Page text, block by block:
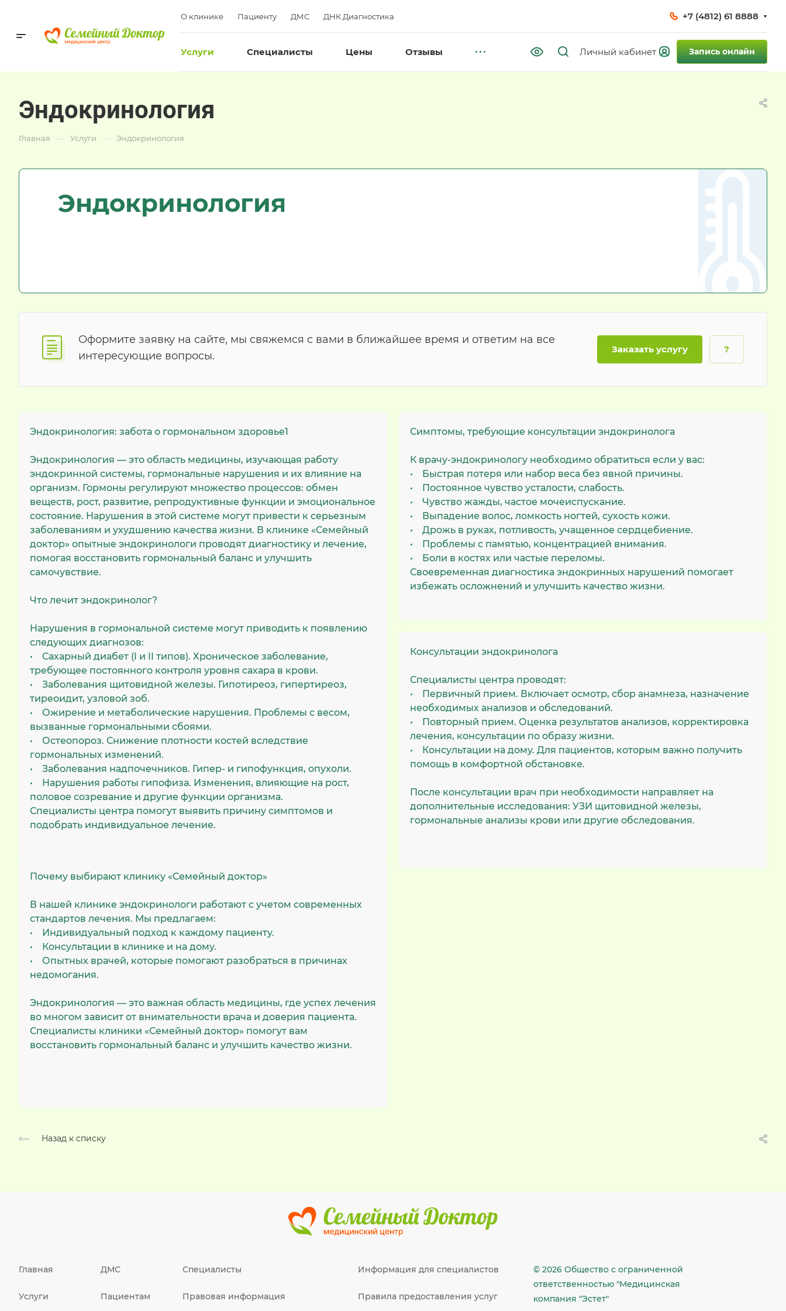
О клинике Пациенту ДМС ДНК Диагностика +7 (4812) 61 8888
Услуги Специалисты Цены Отзывы Запись онлайн
Эндокринология
Главная — Услуги — Эндокринология
Эндокринология
Оформите заявку на сайте, мы свяжемся с вами в ближайшее время и ответим на все
интересующие вопросы.
Заказать услугу ?
Эндокринология: забота о гормональном здоровье1
Эндокринология — это область медицины, изучающая работу
эндокринной системы, гормональные нарушения и их влияние на
организм. Гормоны регулируют множество процессов: обмен
веществ, рост, развитие, репродуктивные функции и эмоциональное
состояние. Нарушения в этой системе могут привести к серьезным
заболеваниям и ухудшению качества жизни. В клинике «Семейный
доктор» опытные эндокринологи проводят диагностику и лечение,
помогая восстановить гормональный баланс и улучшить
самочувствие.
Что лечит эндокринолог?
Нарушения в гормональной системе могут приводить к появлению
следующих диагнозов:
• Сахарный диабет (I и II типов). Хроническое заболевание,
требующее постоянного контроля уровня сахара в крови.
• Заболевания щитовидной железы. Гипотиреоз, гипертиреоз,
тиреоидит, узловой зоб.
• Ожирение и метаболические нарушения. Проблемы с весом,
вызванные гормональными сбоями.
• Остеопороз. Снижение плотности костей вследствие
гормональных изменений.
• Заболевания надпочечников. Гипер- и гипофункция, опухоли.
• Нарушения работы гипофиза. Изменения, влияющие на рост,
половое созревание и другие функции организма.
Специалисты центра помогут выявить причину симптомов и
подобрать индивидуальное лечение.
Симптомы, требующие консультации эндокринолога
К врачу-эндокринологу необходимо обратиться если у вас:
• Быстрая потеря или набор веса без явной причины.
• Постоянное чувство усталости, слабость.
• Чувство жажды, частое мочеиспускание.
• Выпадение волос, ломкость ногтей, сухость кожи.
• Дрожь в руках, потливость, учащенное сердцебиение.
• Проблемы с памятью, концентрацией внимания.
• Боли в костях или частые переломы.
Своевременная диагностика эндокринных нарушений помогает
избежать осложнений и улучшить качество жизни.
Консультации эндокринолога
Специалисты центра проводят:
• Первичный прием. Включает осмотр, сбор анамнеза, назначение
необходимых анализов и обследований.
• Повторный прием. Оценка результатов анализов, корректировка
лечения, консультации по образу жизни.
• Консультации на дому. Для пациентов, которым важно получить
помощь в комфортной обстановке.
После консультации врач при необходимости направляет на
дополнительные исследования: УЗИ щитовидной железы,
гормональные анализы крови или другие обследования.
Почему выбирают клинику «Семейный доктор»
В нашей клинике эндокринологи работают с учетом современных
стандартов лечения. Мы предлагаем:
• Индивидуальный подход к каждому пациенту.
• Консультации в клинике и на дому.
• Опытных врачей, которые помогают разобраться в причинах
недомогания.
Эндокринология — это важная область медицины, где успех лечения
во многом зависит от внимательности врача и доверия пациента.
Специалисты клиники «Семейный доктор» помогут вам
восстановить гормональный баланс и улучшить качество жизни.
Назад к списку
Главная
Услуги
ДМС
Пациентам
Специалисты
Правовая информация
Информация для специалистов
Правила предоставления услуг
© 2026 Общество c ограниченной
ответственностью "Медицинская
компания "Эстет"